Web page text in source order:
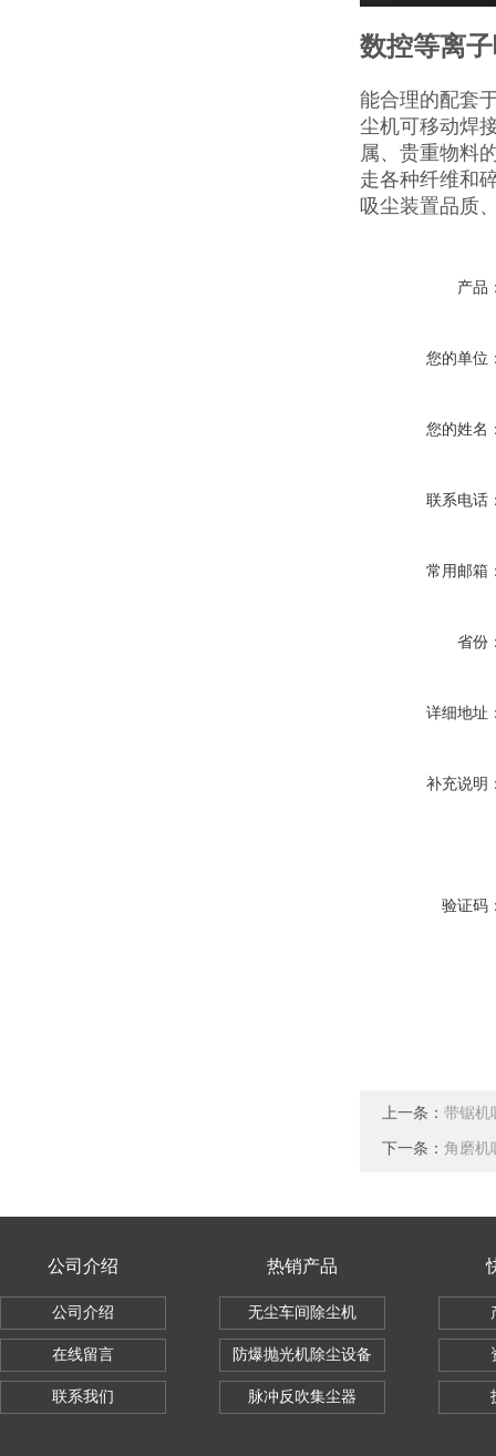
数控等离
能合理的配套
尘机可移动焊
属、贵重物料
走各种纤维和
吸尘装置品质
产品
您的单位
您的姓名
联系电话
常用邮箱
省份
详细地址
补充说明
验证码
上一条： 带锯机
下一条： 角磨机
公司介绍
公司介绍
在线留言
联系我们
热销产品
无尘车间除尘机
防爆抛光机除尘设备
脉冲反吹集尘器